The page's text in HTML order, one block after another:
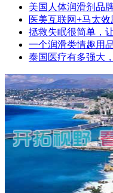
美国人体润滑剂品
医美互联网+马太
拯救失眠很简单，
一个润滑类情趣用
泰国医疗有多强大